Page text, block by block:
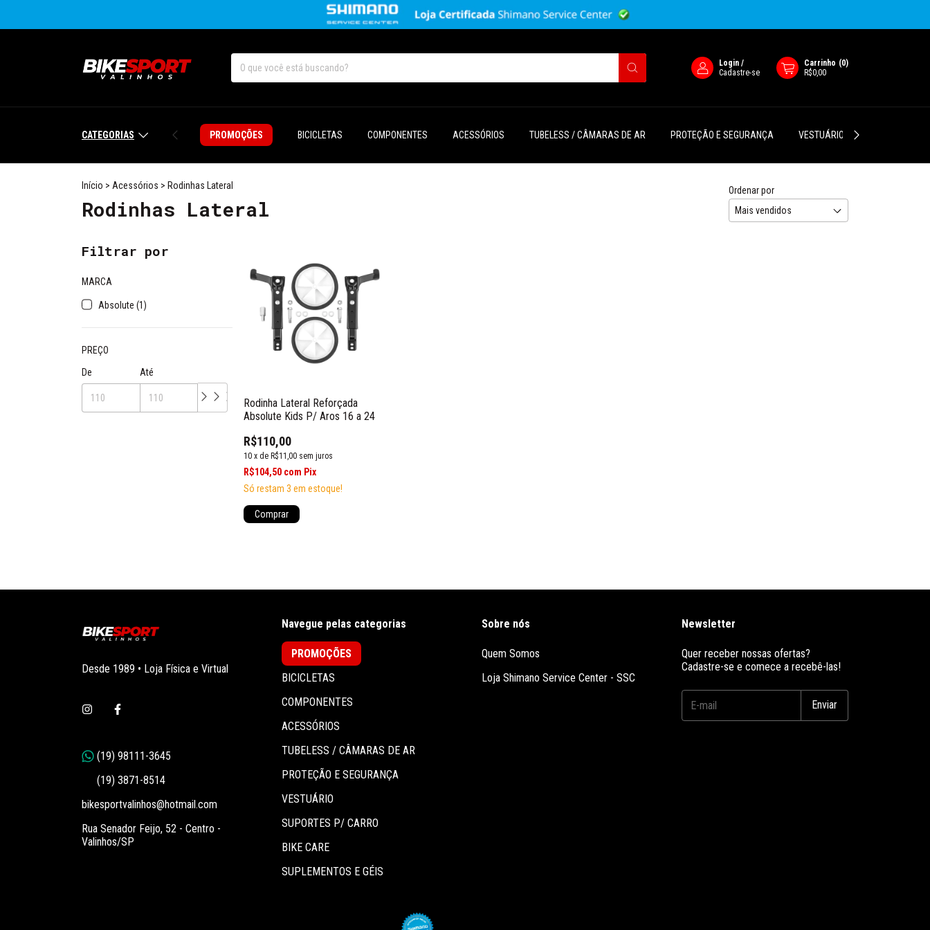
Login /
Cadastre-se
Carrinho (0)
R$0,00
CATEGORIAS PROMOÇÕES BICICLETAS COMPONENTES ACESSÓRIOS TUBELESS / CÂMARAS DE AR PROTEÇÃO E SEGURANÇA VESTUÁRIO
Início > Acessórios > Rodinhas Lateral
Rodinhas Lateral
Ordenar por
Filtrar por
MARCA
Absolute (1)
PREÇO
De
Até
Rodinha Lateral Reforçada
Absolute Kids P/ Aros 16 a 24
R$110,00
10 xdeR$11,00 sem juros
R$104,50 com Pix
Só restam3 em estoque!
Desde 1989 • Loja Física e Virtual
bikesportvalinhos@hotmail.com
Rua Senador Feijo, 52 - Centro -
Valinhos/SP
Navegue pelas categorias
PROMOÇÕES
BICICLETAS
COMPONENTES
ACESSÓRIOS
TUBELESS / CÂMARAS DE AR
PROTEÇÃO E SEGURANÇA
VESTUÁRIO
SUPORTES P/ CARRO
BIKE CARE
SUPLEMENTOS E GÉIS
Sobre nós
Quem Somos
Loja Shimano Service Center - SSC
Newsletter
Quer receber nossas ofertas?
Cadastre-se e comece a recebê-las!